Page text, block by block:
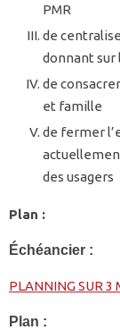
PMR
de
donnant sur
de
et famille
de fermer
des usagers
Plan :
Échéancier :
PLANNING SUR 3
Plan :